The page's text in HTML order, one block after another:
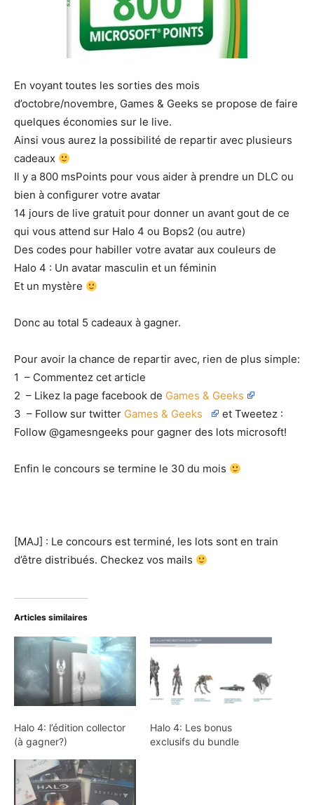
En voyant toutes les sorties des mois
d’octobre/novembre, Games & Geeks se propose de faire
quelques économies sur le live.
Ainsi vous aurez la possibilité de repartir avec plusieurs
cadeaux
Il y a 800 msPoints pour vous aider à prendre un DLC ou
bien à configurer votre avatar
14 jours de live gratuit pour donner un avant gout de ce
qui vous attend sur Halo 4 ou Bops2 (ou autre)
Des codes pour habiller votre avatar aux couleurs de
Halo 4 : Un avatar masculin et un féminin
Et un mystère
Donc au total 5 cadeaux à gagner.
Pour avoir la chance de repartir avec, rien de plus simple:
1 – Commentez cet article
2 – Likez la page facebook de Games & Geeks
3 – Follow sur twitter Games & Geeks
et Tweetez :
Follow @gamesngeeks pour gagner des lots microsoft!
Enfin le concours se termine le 30 du mois
[MAJ] : Le concours est terminé, les lots sont en train
d’être distribués. Checkez vos mails
Articles similaires
Halo 4: l’édition collector
(à gagner?)
Halo 4: Les bonus
exclusifs du bundle